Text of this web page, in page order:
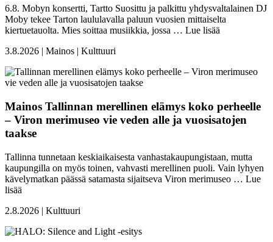
6.8. Mobyn konsertti, Tartto Suosittu ja palkittu yhdysvaltalainen DJ
Moby tekee Tarton laululavalla paluun vuosien mittaiselta
kiertuetauolta. Mies soittaa musiikkia, jossa … Lue lisää
3.8.2026 | Mainos | Kulttuuri
Mainos Tallinnan merellinen elämys koko perheelle
– Viron merimuseo vie veden alle ja vuosisatojen
taakse
Tallinna tunnetaan keskiaikaisesta vanhastakaupungistaan, mutta
kaupungilla on myös toinen, vahvasti merellinen puoli. Vain lyhyen
kävelymatkan päässä satamasta sijaitseva Viron merimuseo … Lue
lisää
2.8.2026 | Kulttuuri